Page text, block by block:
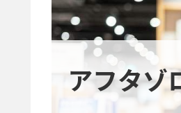
アフタゾ